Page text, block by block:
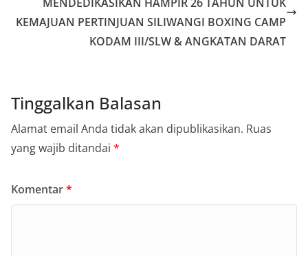
KEMAJUAN PERTINJUAN SILIWANGI BOXING CAMP
KODAM III/SLW & ANGKATAN DARAT
Tinggalkan Balasan
Alamat email Anda tidak akan dipublikasikan. Ruas
yang wajib ditandai *
Komentar*